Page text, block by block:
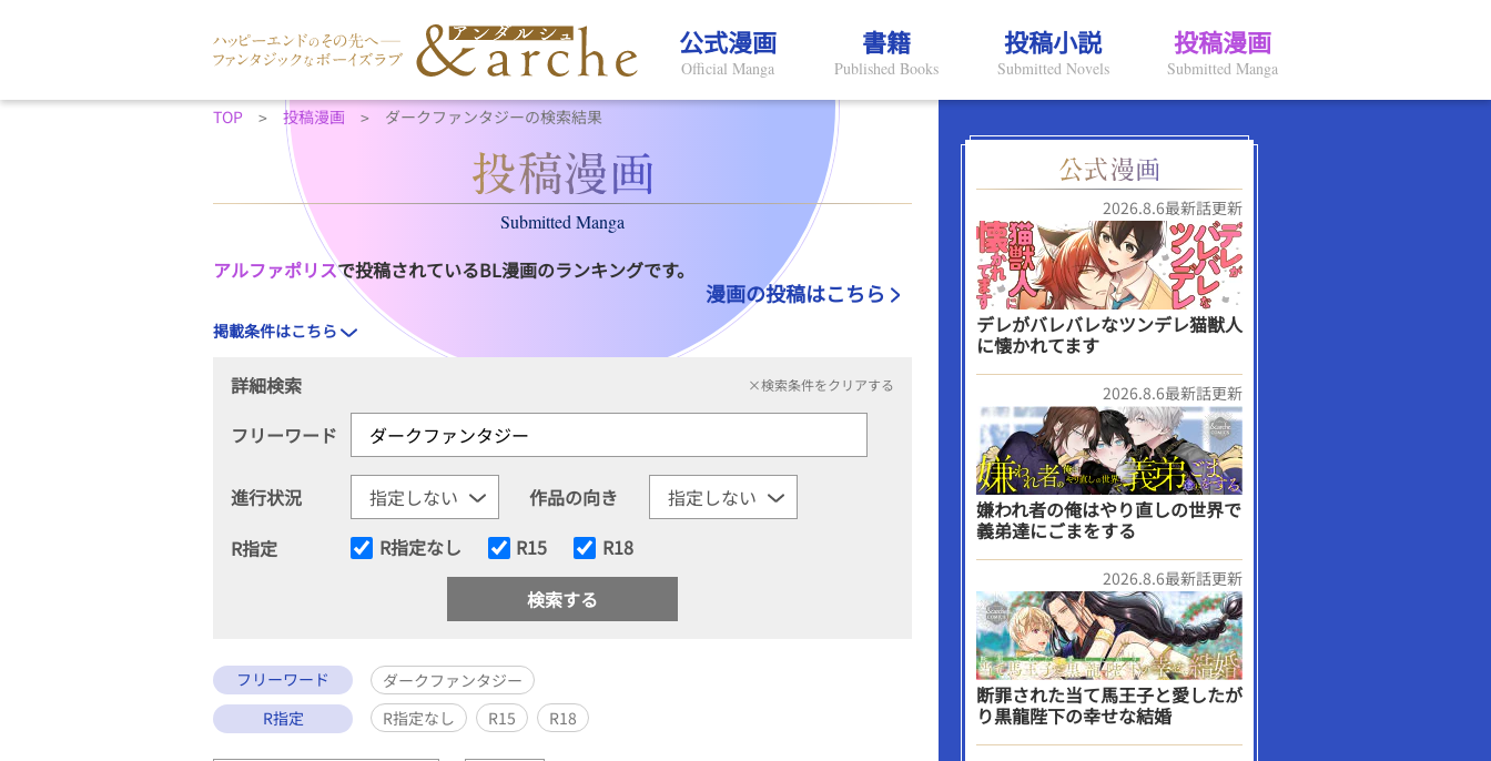
公式漫画
Official Manga
書籍
Published Books
投稿小説
Submitted Novels
投稿漫画
Submitted Manga
TOP 投稿漫画 ダークファンタジーの検索結果
Submitted Manga
アルファポリスで投稿されているBL漫画のランキングです。
漫画の投稿はこちら
掲載条件はこちら
詳細検索 ×検索条件をクリアする
フリーワード
進行状況
作品の向き
R指定
R指定なし R15 R18
フリーワード
ダークファンタジー
R指定
R指定なし R15 R18
2026.8.6最新話更新
デレがバレバレなツンデレ猫獣人
に懐かれてます
2026.8.6最新話更新
嫌われ者の俺はやり直しの世界で
義弟達にごまをする
2026.8.6最新話更新
断罪された当て馬王子と愛したが
り黒龍陛下の幸せな結婚